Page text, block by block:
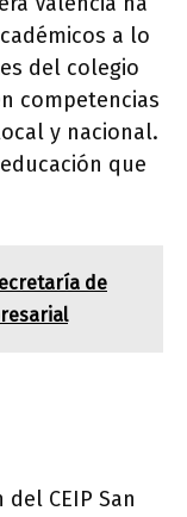
a lo
del colegio
competencias
y nacional.
que
de
CEIP San